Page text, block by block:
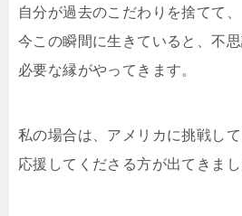
自分が過去のこだわりを捨てて、
今この瞬間に生きていると、不
必要な縁がやってきます。
私の場合は、アメリカに挑戦し
応援してくださる方が出てきまし